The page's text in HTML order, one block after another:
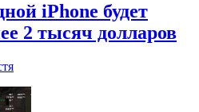
iPhone будет
2 тысяч долларов